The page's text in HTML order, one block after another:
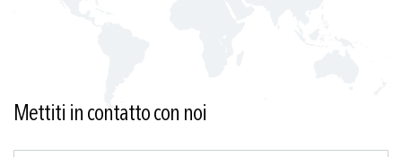
Mettiti in contatto con noi